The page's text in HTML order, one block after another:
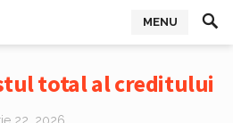
MENU
total al creditului